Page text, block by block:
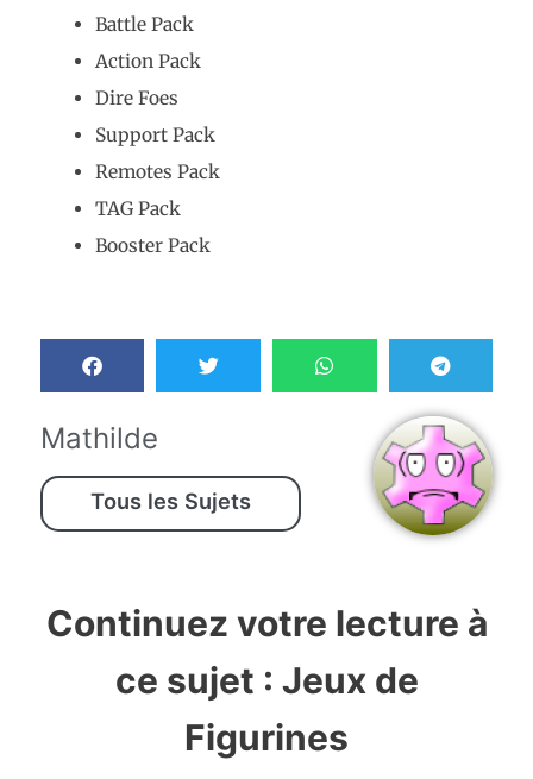
Battle Pack
Action Pack
Dire Foes
Support Pack
Remotes Pack
TAG Pack
Booster Pack
Mathilde
Tous les Sujets
Continuez votre lecture à
ce sujet : Jeux de
Figurines